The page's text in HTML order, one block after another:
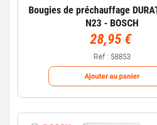
Bougies de préchauffage
N23 - BOSCH
28,95 €
Réf : 58853
Ajouter au panier